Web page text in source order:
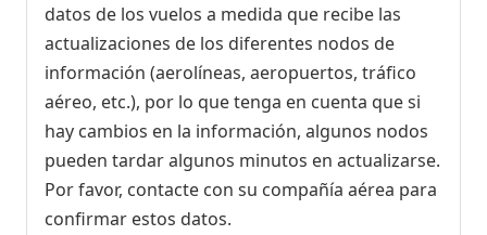
datos de los vuelos a medida que recibe las
actualizaciones de los diferentes nodos de
información (aerolíneas, aeropuertos, tráfico
aéreo, etc.), por lo que tenga en cuenta que si
hay cambios en la información, algunos nodos
pueden tardar algunos minutos en actualizarse.
Por favor, contacte con su compañía aérea para
confirmar estos datos.